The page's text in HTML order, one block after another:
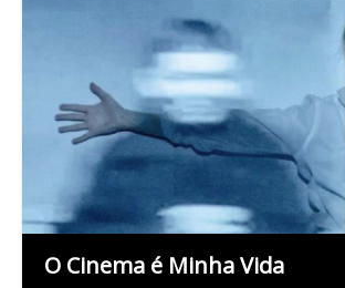
O Cinema é Minha Vida